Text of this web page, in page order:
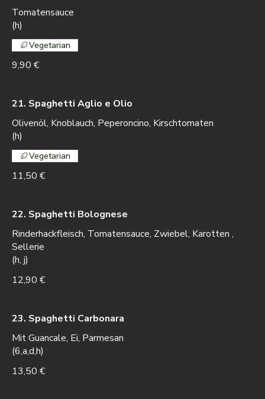
Tomatensauce
(h)
9,90 €
Vegetarian
21. Spaghetti Aglio e Olio
Olivenöl, Knoblauch, Peperoncino, Kirschtomaten
(h)
11,50 €
Vegetarian
22. Spaghetti Bolognese
Rinderhackfleisch, Tomatensauce, Zwiebel, Karotten ,
Sellerie
(h, j)
12,90 €
23. Spaghetti Carbonara
Mit Guancale, Ei, Parmesan
(6,a,d,h)
13,50 €